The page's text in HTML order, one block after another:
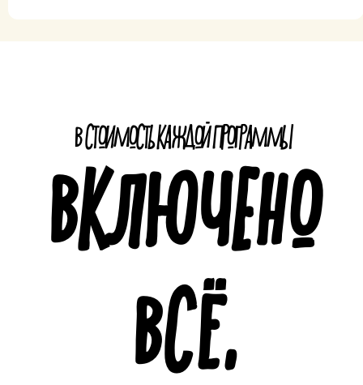
В СТОИМОСТЬ КАЖДОЙ ПРОГРАММЫ
ВКЛЮЧЕНО
ВСЁ,